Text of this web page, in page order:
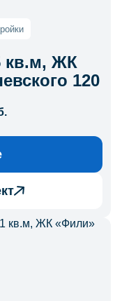
кв.м, ЖК
120